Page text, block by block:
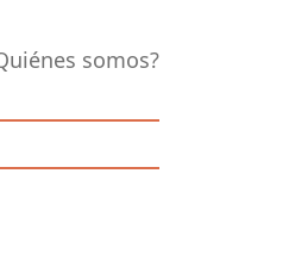
somos?